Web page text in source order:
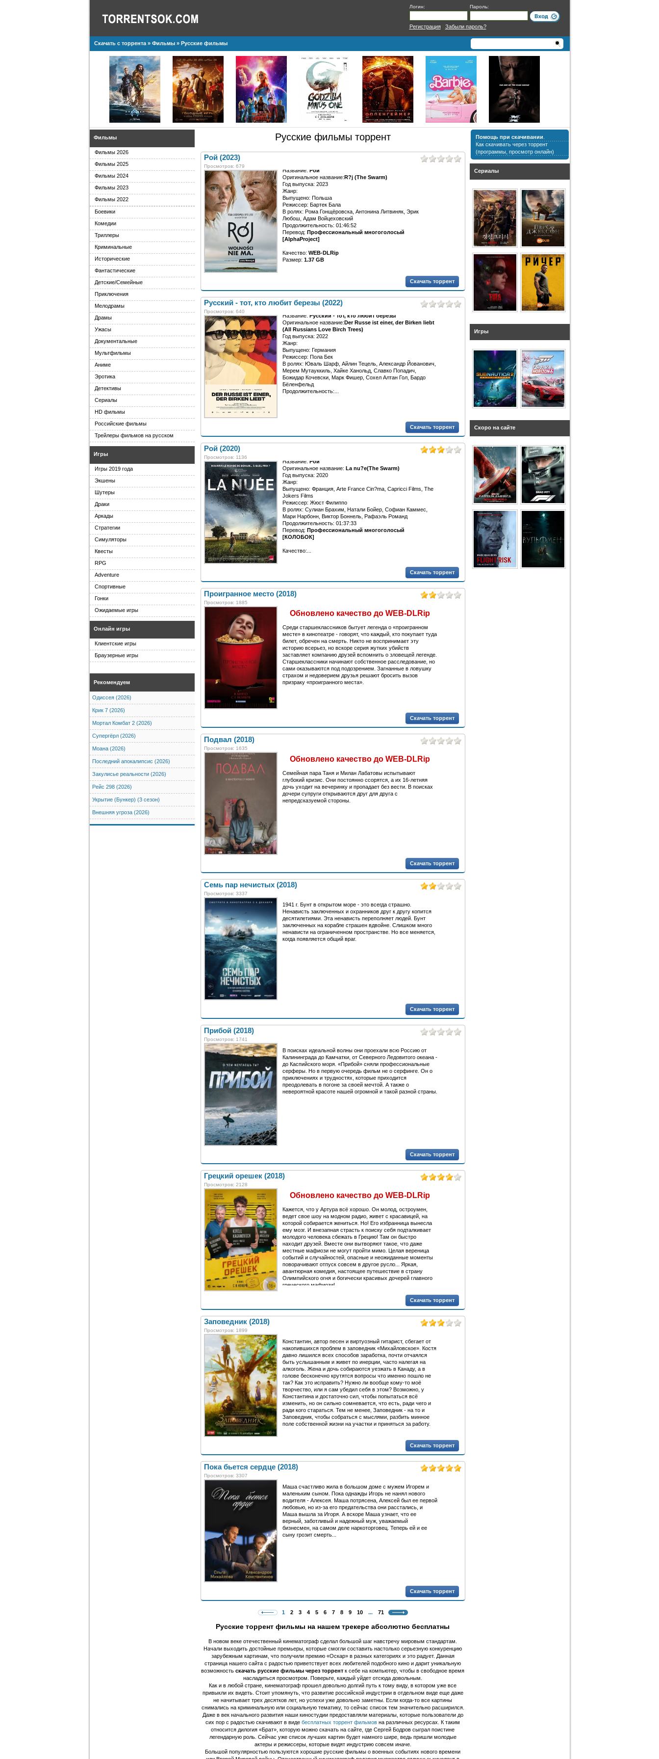
Логин: Пароль:
Регистрация| Забыли пароль?
Скачать с торрента» Фильмы» Русские фильмы
Помощь при скачивании
Как скачивать через торрент
(программы, просмотр онлайн)
Сериалы
Игры
Скоро на сайте
Русские фильмы торрент
Рой (2023)
Просмотров: 679
Название: Рой
Оригинальное название:R?j (The Swarm)
Год выпуска: 2023
Жанр:
Выпущено: Польша
Режиссер: Бартек Бала
В ролях: Рома Гонщёровска, Антонина Литвиняк, Эрик
Любош, Адам Войцеховский
Продолжительность: 01:46:52
Перевод: Профессиональный многоголосый
[AlphaProject]
Качество: WEB-DLRip
Размер: 1.37 GB
Скачать торрент
Русский - тот, кто любит березы (2022)
Просмотров: 640
Название: Русский - тот, кто любит березы
Оригинальное название: Der Russe ist einer, der Birken liebt
(All Russians Love Birch Trees)
Год выпуска: 2022
Жанр:
Выпущено: Германия
Режиссер: Пола Бек
В ролях: Юваль Шарф, Айлин Тецель, Александр Йованович,
Мерем Мутауккиль, Хайке Ханольд, Славко Попадич,
Божидар Кочевски, Марк Фишер, Сохел Алтан Гол, Бардо
Бёленфельд
Продолжительность:...
Скачать торрент
Рой (2020)
Просмотров: 1136
Название: Рой
Оригинальное название: La nu?e(The Swarm)
Год выпуска: 2020
Жанр:
Выпущено: Франция, Arte France Cin?ma, Capricci Films, The
Jokers Films
Режиссер: Жюст Филиппо
В ролях: Сулиан Брахим, Натали Бойер, Софиан Каммес,
Мари Нарбонн, Виктор Боннель, Рафаэль Романд
Продолжительность: 01:37:33
Перевод: Профессиональный многоголосый
[КОЛОБОК]
Качество:...
Скачать торрент
Проигранное место (2018)
Просмотров: 1885
Обновлено качество до WEB-DLRip
Среди старшеклассников бытует легенда о «проигранном
месте» в кинотеатре - говорят, что каждый, кто покупает туда
билет, обречен на смерть. Никто не воспринимает эту
историю всерьез, но вскоре серия жутких убийств
заставляет компанию друзей вспомнить о зловещей легенде.
Старшеклассники начинают собственное расследование, но
сами оказываются под подозрением. Загнанные в ловушку
страхом и недоверием друзья решают бросить вызов
призраку «проигранного места».
Скачать торрент
Подвал (2018)
Просмотров: 1635
Обновлено качество до WEB-DLRip
Семейная пара Таня и Милан Лабатовы испытывают
глубокий кризис. Они постоянно ссорятся, а их 16-летняя
дочь уходит на вечеринку и пропадает без вести. В поисках
дочери супруги открываются друг для друга с
непредсказуемой стороны.
Скачать торрент
Семь пар нечистых (2018)
Просмотров: 3337
1941 г. Бунт в открытом море - это всегда страшно.
Ненависть заключенных и охранников друг к другу копится
десятилетиями. Эта ненависть переполняет людей. Бунт
заключенных на корабле страшен вдвойне. Слишком много
ненависти на ограниченном пространстве. Но все меняется,
когда появляется общий враг.
Скачать торрент
Прибой (2018)
Просмотров: 1741
В поисках идеальной волны они проехали всю Россию от
Калининграда до Камчатки, от Северного Ледовитого океана -
до Каспийского моря. «Прибой» сняли профессиональные
серферы. Но в первую очередь фильм не о серфинге. Он о
приключениях и трудностях, которые приходится
преодолевать в погоне за своей мечтой. А также о
невероятной красоте нашей огромной и такой разной страны.
Скачать торрент
Грецкий орешек (2018)
Просмотров: 2128
Обновлено качество до WEB-DLRip
Кажется, что у Артура всё хорошо. Он молод, остроумен,
ведет свое шоу на модном радио, живет с красавицей, на
которой собирается жениться. Но! Его избранница вынесла
ему мозг. И внезапная страсть к поиску себя подталкивает
молодого человека сбежать в Грецию! Там он быстро
находит друзей. Вместе они вытворяют такое, что даже
местные мафиози не могут пройти мимо. Целая вереница
событий и случайностей, опасные и неожиданные моменты
поворачивают отпуск совсем в другое русло... Яркая,
авантюрная комедия, настоящее путешествие в страну
Олимпийского огня и богически красивых дочерей главного
греческого мафиози!
Скачать торрент
Заповедник (2018)
Просмотров: 1899
Константин, автор песен и виртуозный гитарист, сбегает от
накопившихся проблем в заповедник «Михайловское». Костя
давно лишился всех способов заработка, почти отчаялся
быть услышанным и живет по инерции, часто налегая на
алкоголь. Жена и дочь собираются уезжать в Канаду, а в
голове бесконечно крутятся вопросы что именно пошло не
так? Как это исправить? Нужно ли вообще кому-то моё
творчество, или я сам убедил себя в этом? Возможно, у
Константина и достаточно сил, чтобы попытаться всё
изменить, но он сильно сомневается, что есть, ради чего и
ради кого стараться. Тем не менее, Заповедник - на то и
Заповедник, чтобы собраться с мыслями, разбить минное
поле собственной жизни на участки и приняться за работу.
Скачать торрент
Пока бьется сердце (2018)
Просмотров: 3307
Маша счастливо жила в большом доме с мужем Игорем и
маленьким сыном. Пока однажды Игорь не нанял нового
водителя - Алексея. Маша потрясена, Алексей был ее первой
любовью, но из-за его предательства они расстались, и
Маша вышла за Игоря. А вскоре Маша узнает, что ее
верный, заботливый и надежный муж, уважаемый
бизнесмен, на самом деле наркоторговец. Теперь ей и ее
сыну грозит смерть...
Скачать торрент
1 2 3 4 5 6 7 8 9 10 ... 71
Русские торрент фильмы на нашем трекере абсолютно бесплатны
В новом веке отечественный кинематограф сделал большой шаг навстречу мировым стандартам.
Начали выходить достойные премьеры, которые смогли составить настолько серьезную конкуренцию
зарубежным картинам, что получили премию «Оскар» в разных категориях и это радует. Данная
страница нашего сайта с радостью приветствует всех любителей подобного кино и дарит уникальную
возможность скачать русские фильмы через торрент к себе на компьютер, чтобы в свободное время
насладиться просмотром. Поверьте, каждый уйдет отсюда довольным.
Как и в любой стране, кинематограф прошел довольно долгий путь к тому виду, в котором уже все
привыкли их видеть. Стоит упомянуть, что развитие российской индустрии в отдельном виде еще даже
не начитывает трех десятков лет, но успехи уже довольно заметны. Если когда-то все картины
снимались на криминальную или социальную тематику, то сейчас список тем значительно расширился.
Даже в век начального развития наши киностудии предоставляли материалы, которые пользователи до
сих пор с радостью скачивают в виде бесплатных торрент фильмов на различных ресурсах. К таким
относится дилогия «Брат», которую можно скачать на сайте, где Сергей Бодров сыграл поистине
легендарную роль. Сейчас уже список лучших картин будет намного шире, ведь пришли молодые
актеры и режиссеры, которые видят индустрию совсем иначе.
Большой популярностью пользуются хорошие русские фильмы о военных событиях нового времени
Фильмы
Фильмы 2026
Фильмы 2025
Фильмы 2024
Фильмы 2023
Фильмы 2022
Боевики
Комедии
Триллеры
Криминальные
Исторические
Фантастические
Детские/Семейные
Приключения
Мелодрамы
Драмы
Ужасы
Документальные
Мультфильмы
Аниме
Эротика
Детективы
Сериалы
HD фильмы
Российские фильмы
Трейлеры фильмов на русском
Игры
Игры 2019 года
Экшены
Шутеры
Драки
Аркады
Стратегии
Симуляторы
Квесты
RPG
Adventure
Спортивные
Гонки
Ожидаемые игры
Онлайн игры
Клиентские игры
Браузерные игры
Рекомендуем
Одиссея (2026)
Крик 7 (2026)
Мортал Комбат 2 (2026)
Супергёрл (2026)
Моана (2026)
Последний апокалипсис (2026)
Закулисье реальности (2026)
Рейс 298 (2026)
Укрытие (Бункер) (3 сезон)
Внешняя угроза (2026)